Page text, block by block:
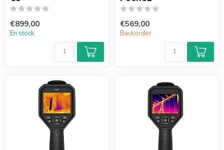
€899,00
En stock
€569,00
Backorder